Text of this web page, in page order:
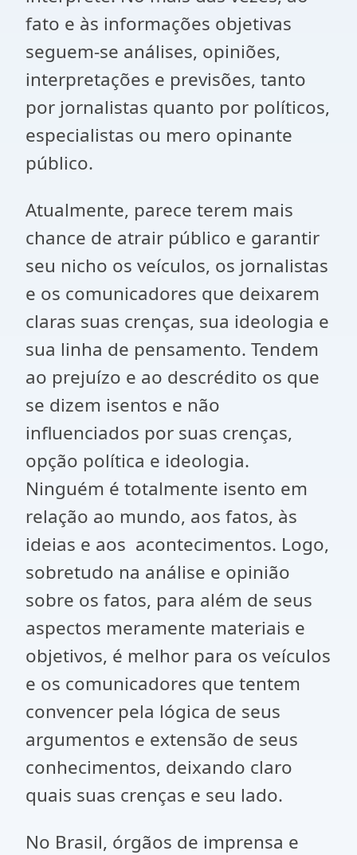
fato e às informações objetivas
seguem-se análises, opiniões,
interpretações e previsões, tanto
por jornalistas quanto por políticos,
especialistas ou mero opinante
público.
Atualmente, parece terem mais
chance de atrair público e garantir
seu nicho os veículos, os jornalistas
e os comunicadores que deixarem
claras suas crenças, sua ideologia e
sua linha de pensamento. Tendem
ao prejuízo e ao descrédito os que
se dizem isentos e não
influenciados por suas crenças,
opção política e ideologia.
Ninguém é totalmente isento em
relação ao mundo, aos fatos, às
ideias e aos acontecimentos. Logo,
sobretudo na análise e opinião
sobre os fatos, para além de seus
aspectos meramente materiais e
objetivos, é melhor para os veículos
e os comunicadores que tentem
convencer pela lógica de seus
argumentos e extensão de seus
conhecimentos, deixando claro
quais suas crenças e seu lado.
No Brasil, órgãos de imprensa e